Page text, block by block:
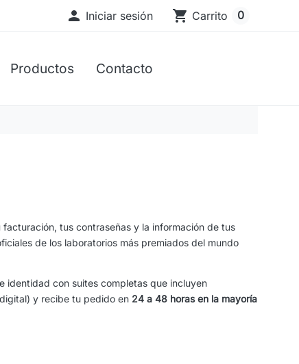
 Iniciar sesión shopping_cart Carrito 0
Productos Contacto
tus contraseñas y la información de tus
de los laboratorios más premiados del mundo
identidad con suites completas que incluyen
y recibe tu pedido en 24 a 48 horas en la mayoría